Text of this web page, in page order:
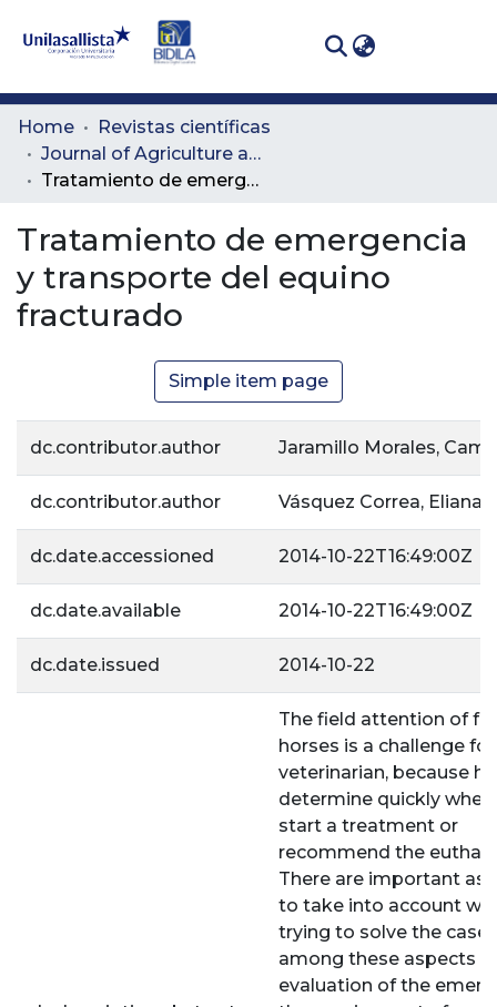
Communities
& Collections
Statistics
Home
Revistas científicas
Journal of Agriculture and Animal Sciences
Tratamiento de emergencia y transporte del equino fracturado
Tratamiento de emergencia
y transporte del equino
fracturado
Simple item page
dc.contributor.author Jaramillo Morales,
dc.contributor.author Vásquez Correa, Eliana
dc.date.accessioned 2014-10-22T16:49:00Z
dc.date.available 2014-10-22T16:49:00Z
dc.date.issued 2014-10-22
The field attention of
horses is a challenge
veterinarian, because
determine quickly
start a treatment or
recommend the
There are important
to take into account
trying to solve the case,
among these aspects
evaluation of the